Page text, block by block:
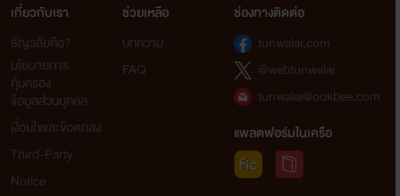
โน้มตัวกระเด้าแท่งอย่างลืมเป็นลืมตาย
ปั๊บๆๆๆๆๆๆๆๆ
เสียงหน้าขากระทบกับแก้มก้นดังถี่ยิบ
“สะเสียวววว....อ๊ะๆๆๆๆๆๆผัวขาแรงอีกแรงอีก”
เกี่ยวกับเรา
ธัญวลัยคือ?
นโยบายการ
คุ้มครอง
ข้อมูลส่วนบุคคล
เงื่อนไขและข้อตกลง
Third-Party
Notice
ช่วยเหลือ
บทความ
FAQ
ช่องทางติดต่อ
tunwalai.com
@webtunwalai
tunwalai@ookbee.com
แพลตฟอร์มในเครือ